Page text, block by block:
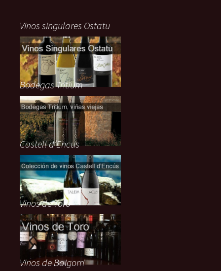
Vinos singulares Ostatu
Bodegas Tritium
Castell d’Encus
Vinos de Toro
Vinos de Baigorri